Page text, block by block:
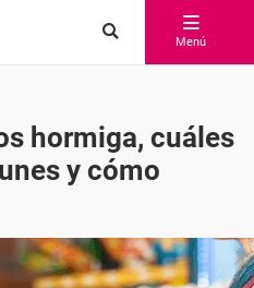
Menú
hormiga, cuáles
y cómo